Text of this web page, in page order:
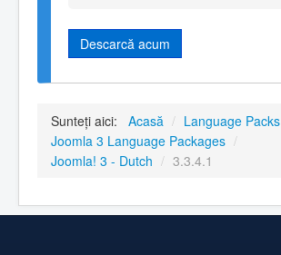
Descarcă acum
Sunteți aici: Acasă / Language Packs
Joomla 3 Language Packages /
Joomla! 3 - Dutch / 3.3.4.1